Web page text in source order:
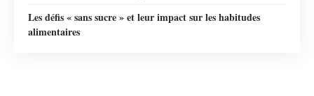
Les défis « sans sucre » et leur impact sur les habitudes
alimentaires